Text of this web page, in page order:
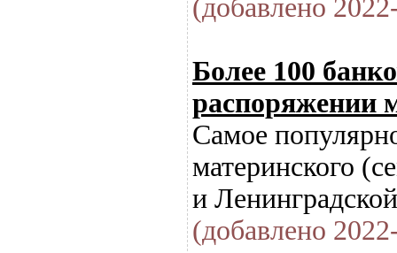
(добавлено
Более 100
распоряжении
Самое
материнского
и
(добавлено